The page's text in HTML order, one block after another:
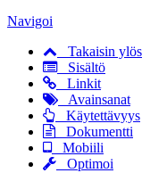
Navigoi
Takaisin ylös
Sisältö
Linkit
Avainsanat
Käytettävyys
Dokumentti
Mobiili
Optimoi